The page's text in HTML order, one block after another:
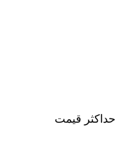
حداكثر قيمت